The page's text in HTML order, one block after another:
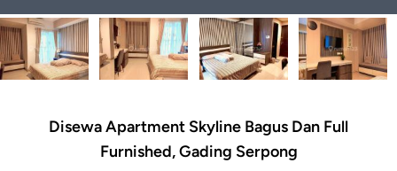
Disewa Apartment Skyline Bagus Dan Full
Furnished, Gading Serpong